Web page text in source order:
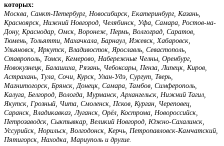
которых:
Москва, Санкт-Петербург, Новосибирск, Екатеринбург, Казань,
Красноярск, Нижний Новгород, Челябинск, Уфа, Самара, Ростов-на-
Дону, Краснодар, Омск, Воронеж, Пермь, Волгоград, Саратов,
Тюмень, Тольятти, Махачкала, Барнаул, Ижевск, Хабаровск,
Ульяновск, Иркутск, Владивосток, Ярославль, Севастополь,
Ставрополь, Томск, Кемерово, Набережные Челны, Оренбург,
Новокузнецк, Балашиха, Рязань, Чебоксары, Пенза, Липецк, Киров,
Астрахань, Тула, Сочи, Курск, Улан-Удэ, Сургут, Тверь,
Магнитогорск, Брянск, Донецк, Самара, Тамбов, Симферополь,
Калуга, Белгород, Вологда, Мурманск, Архангельск, Нижний Тагил,
Якутск, Грозный, Чита, Смоленск, Псков, Курган, Череповец,
Саранск, Владикавказ, Луганск, Орёл, Кострома, Новороссийск,
Петрозаводск, Сыктывкар, Великий Новгород, Южно-Сахалинск,
Уссурийск, Норильск, Волгодонск, Керчь, Петропавловск-Камчатский,
Пятигорск, Находка, Мариуполь и другие.